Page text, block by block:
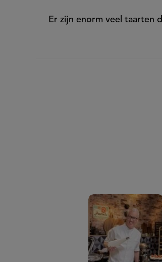
Er zijn enorm veel taarten